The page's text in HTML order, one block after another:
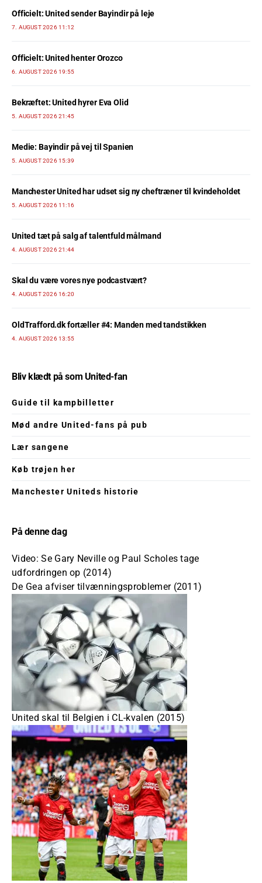
Officielt: United sender Bayindir på leje
7. AUGUST 2026 11:12
Officielt: United henter Orozco
6. AUGUST 2026 19:55
Bekræftet: United hyrer Eva Olid
5. AUGUST 2026 21:45
Medie: Bayindir på vej til Spanien
5. AUGUST 2026 15:39
Manchester United har udset sig ny cheftræner til kvindeholdet
5. AUGUST 2026 11:16
United tæt på salg af talentfuld målmand
4. AUGUST 2026 21:44
Skal du være vores nye podcastvært?
4. AUGUST 2026 16:20
OldTrafford.dk fortæller #4: Manden med tandstikken
4. AUGUST 2026 13:55
Bliv klædt på som United-fan
Guide til kampbilletter
Mød andre United-fans på pub
Lær sangene
Køb trøjen her
Manchester Uniteds historie
På denne dag
Video: Se Gary Neville og Paul Scholes tage
udfordringen op (2014)
De Gea afviser tilvænningsproblemer (2011)
United skal til Belgien i CL-kvalen (2015)